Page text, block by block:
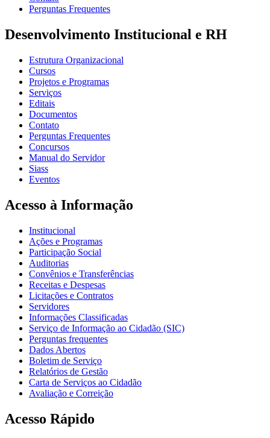
Perguntas Frequentes
Desenvolvimento Institucional e RH
Estrutura Organizacional
Cursos
Projetos e Programas
Serviços
Editais
Documentos
Contato
Perguntas Frequentes
Concursos
Manual do Servidor
Siass
Eventos
Acesso à Informação
Institucional
Ações e Programas
Participação Social
Auditorias
Convênios e Transferências
Receitas e Despesas
Licitações e Contratos
Servidores
Informações Classificadas
Serviço de Informação ao Cidadão (SIC)
Perguntas frequentes
Dados Abertos
Boletim de Serviço
Relatórios de Gestão
Carta de Serviços ao Cidadão
Avaliação e Correição
Acesso Rápido